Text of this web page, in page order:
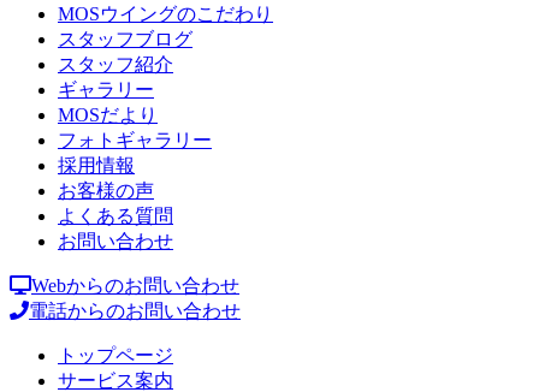
MOSウイングのこだわり
スタッフブログ
スタッフ紹介
ギャラリー
MOSだより
フォトギャラリー
採用情報
お客様の声
よくある質問
お問い合わせ
Webからのお問い合わせ
電話からのお問い合わせ
トップページ
サービス案内